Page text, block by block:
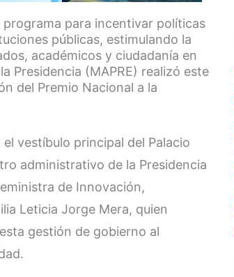
para incentivar políticas
públicas, estimulando la
académicos y ciudadanía en
Presidencia (MAPRE) realizó este
del Premio Nacional a la
vestíbulo principal del Palacio
administrativo de la Presidencia
de Innovación,
Leticia Jorge Mera, quien
gestión de gobierno al